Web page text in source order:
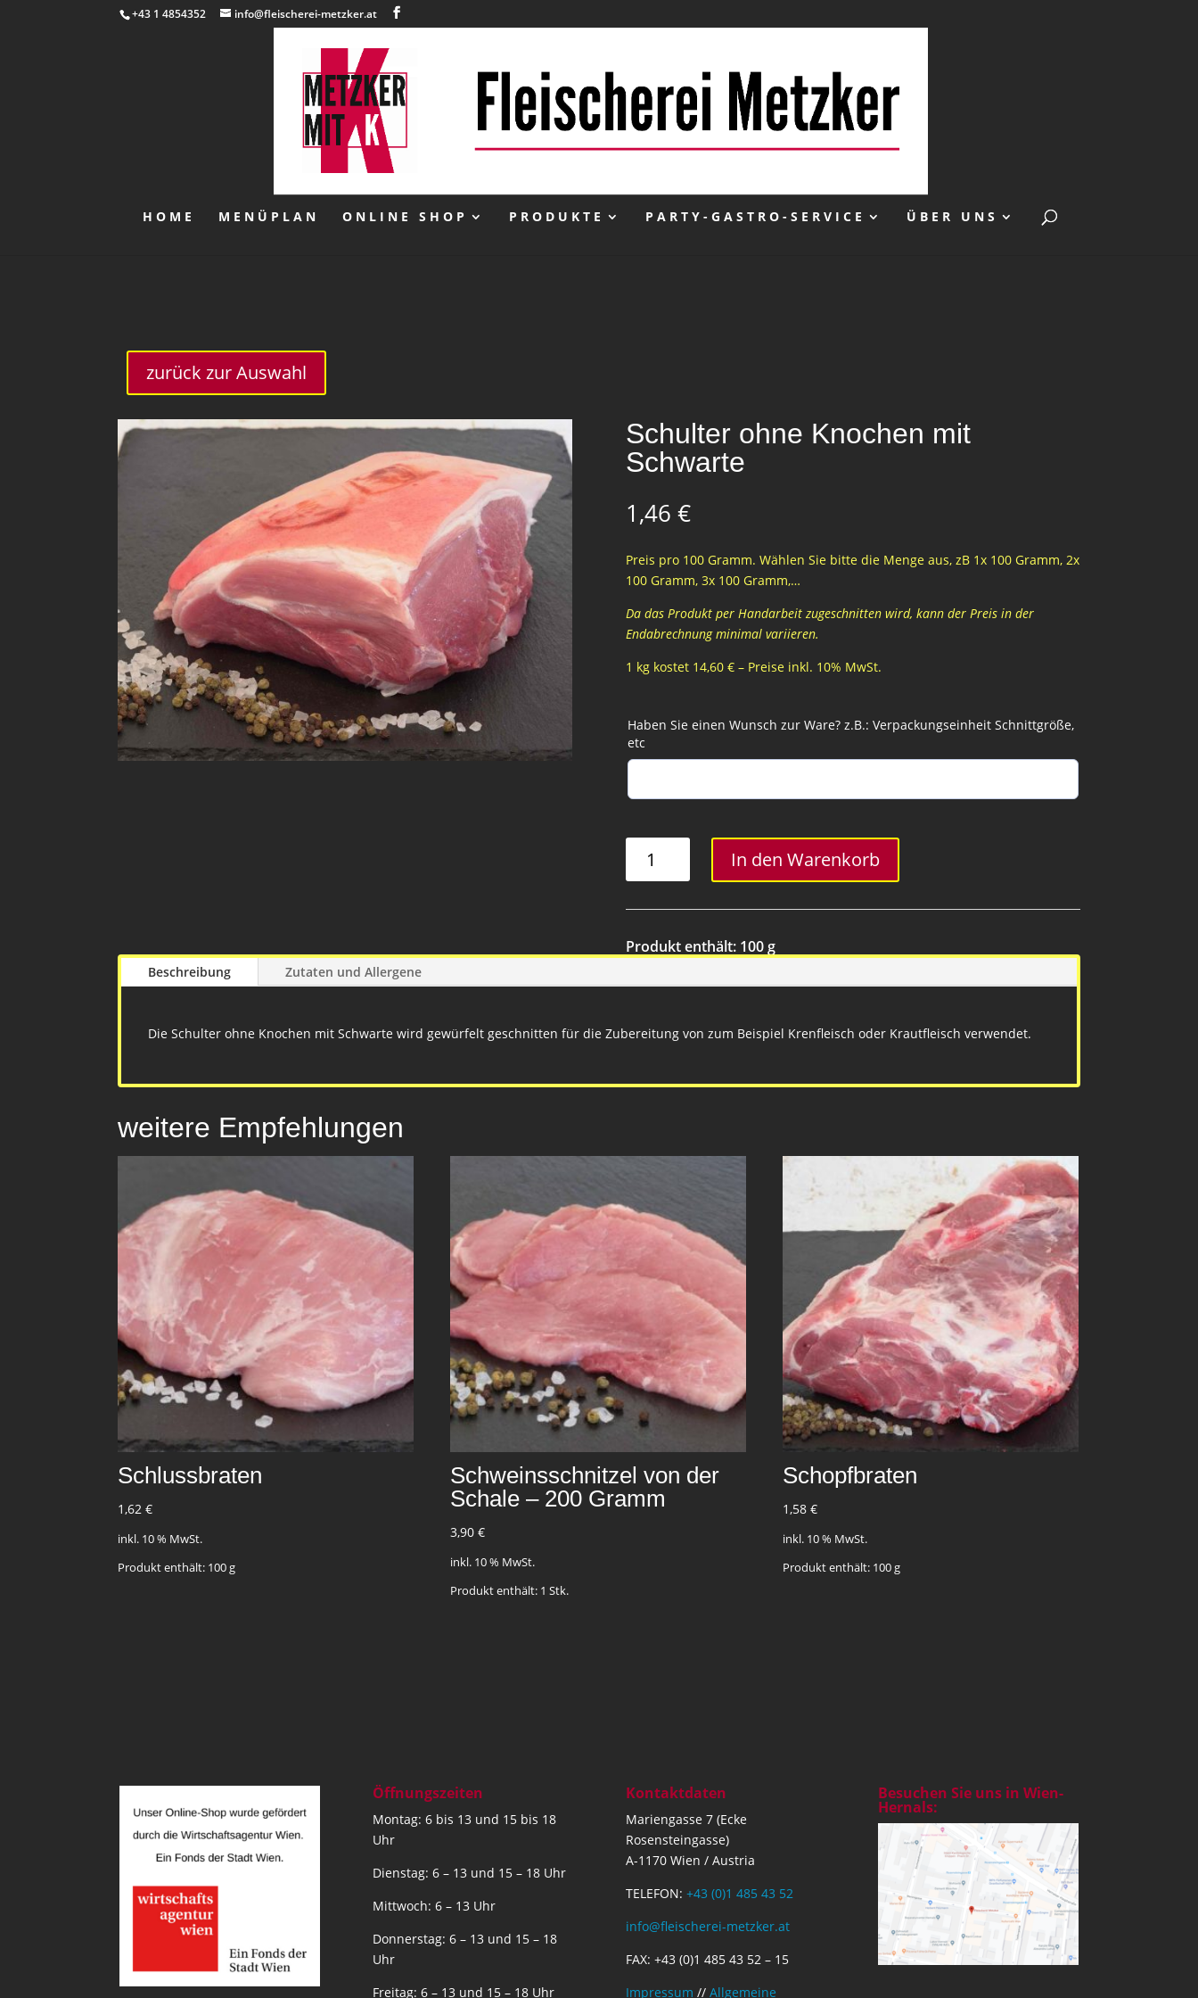
+43 1 4854352 info@fleischerei-metzker.at
HOME MENÜPLAN ONLINE SHOP PRODUKTE PARTY-GASTRO-SERVICE ÜBER UNS
zurück zur Auswahl
Schulter ohne Knochen mit
Schwarte
1,46 €
Preis pro 100 Gramm. Wählen Sie bitte die Menge aus, zB 1x 100 Gramm, 2x
100 Gramm, 3x 100 Gramm,…
Da das Produkt per Handarbeit zugeschnitten wird, kann der Preis in der
Endabrechnung minimal variieren.
1 kg kostet 14,60 € – Preise inkl. 10% MwSt.
Haben Sie einen Wunsch zur Ware? z.B.: Verpackungseinheit Schnittgröße,
etc
ohne
mit
Menge
In den Warenkorb
Produkt enthält: 100g
Beschreibung Zutaten und Allergene
Die Schulter ohne Knochen mit Schwarte wird gewürfelt geschnitten für die Zubereitung von zum Beispiel Krenfleisch oder Krautfleisch verwendet.
weitere Empfehlungen
Schlussbraten
1,62 €
inkl. 10 % MwSt.
Produkt enthält: 100g
Schweinsschnitzel von der
Schale – 200 Gramm
3,90€
inkl. 10 % MwSt.
Produkt enthält: 1Stk.
Schopfbraten
1,58€
inkl. 10 % MwSt.
Produkt enthält: 100g
Öffnungszeiten
Montag: 6 bis 13 und 15 bis 18
Uhr
Dienstag: 6 – 13 und 15 – 18 Uhr
Mittwoch: 6 – 13 Uhr
Donnerstag: 6 – 13 und 15 – 18
Uhr
Freitag: 6 – 13 und 15 – 18 Uhr
Kontaktdaten
Mariengasse 7 (Ecke
Rosensteingasse)
A-1170 Wien / Austria
TELEFON: +43 (0)1 485 43 52
info@fleischerei-metzker.at
FAX: +43 (0)1 485 43 52 – 15
Impressum // Allgemeine
Besuchen Sie uns in Wien-
Hernals: